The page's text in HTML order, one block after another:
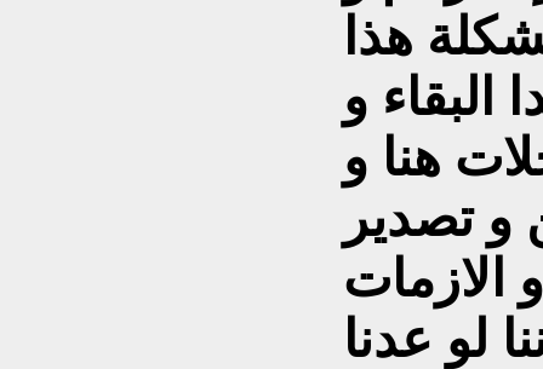
هذا
البقاء و
هنا و
و تصدير
الازمات
لو عدنا